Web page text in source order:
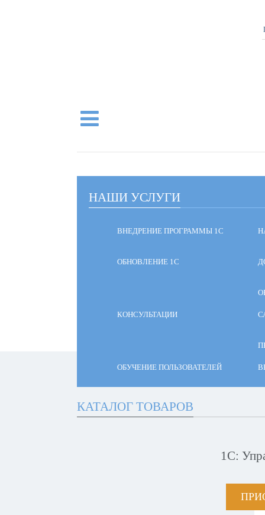
НАШИ УСЛУГИ
ВНЕДРЕНИЕ ПРОГРАММЫ 1С
ОБНОВЛЕНИЕ 1С
КОНСУЛЬТАЦИИ
ОБУЧЕНИЕ ПОЛЬЗОВАТЕЛЕЙ
КАТАЛОГ ТОВАРОВ
1С: